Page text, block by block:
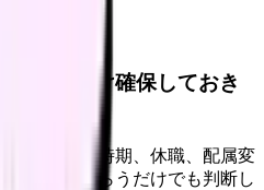
逃げ道だけ確保しておき
です。退職時期、休職、配属変
整理してもらうだけでも判断し